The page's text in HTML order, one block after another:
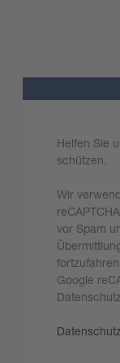
Helfen Sie
schützen.
Wir
vor Spam
Google